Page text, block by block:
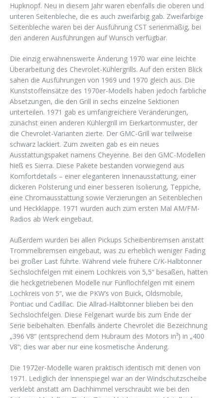
Hupknopf. Neu in diesem Jahr waren ebenfalls die oberen und
unteren Seitenbleche, die es auch zweifarbig gab. Zweifarbige
Seitenbleche waren bei der Ausführung CST serienmäßig, bei
den anderen Ausführungen auf Wunsch verfügbar.
Die einzig erwähnenswerte Änderung 1970 war eine leichte
Überarbeitung des Chevrolet-Kühlergrills. Auf den ersten Blick
sahen die Ausführungen von 1969 und 1970 gleich aus. Die
Kunststoffeinsätze des 1970er-Modells haben jedoch farbliche
Absetzungen, die den Grill in sechs einzelne Sektionen
unterteilen. 1971 gab es umfangreichere Veränderungen,
zunächst einen anderen Kühlergrill im Eierkartonmuster, der
die Chevrolet-Varianten zierte. Der GMC-Grill war teilweise
schwarz lackiert. Zum zweiten gab es ein neues
Ausstattungspaket namens Cheyenne. Bei den GMC-Modellen
hieß es Sierra. Diese Pakete bestanden vorwiegend aus
Komfortdetails – einer eleganteren Innenausstattung, einer
dickeren Polsterung und einer besseren Isolierung, Teppiche,
eine Chromausstattung sowie Verzierungen an Seitenblechen
und Heckklappe. 1971 wurden auch zum ersten Mal AM/FM-
Radios ab Werk eingebaut.
Außerdem wurden bei allen Pickups Scheibenbremsen anstatt
Trommelbremsen eingebaut, was zu erheblich weniger Fading
bei großer Last führte. Während viele frühere C/K-Halbtonner
Sechslochfelgen mit einem Lochkreis von 5,5“ besaßen, hatten
die heckgetriebenen Modelle nur Fünflochfelgen mit einem
Lochkreis von 5“, wie die PKW’s von Buick, Oldsmobile,
Pontiac und Cadillac. Die Allrad-Halbtonner blieben bei den
Sechslochfelgen. Diese Felgenart wurde bis zum Ende der
Serie beibehalten. Ebenfalls änderte Chevrolet die Bezeichnung
„396 V8“ (entsprechend dem Hubraum des Motors in³) in „400
V8“; dies war aber nur eine kosmetische Änderung.
Die 1972er-Modelle waren praktisch identisch mit denen von
1971. Lediglich der Innenspiegel war an der Windschutzscheibe
verklebt anstatt am Dachhimmel verschraubt wie bei den